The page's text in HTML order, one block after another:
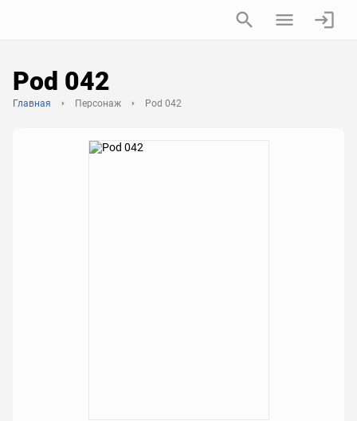
Pod 042
Главная Персонаж Pod 042